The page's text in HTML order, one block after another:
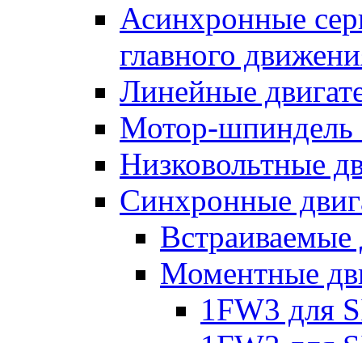
Асинхронные
главного
Линейные
Мотор-шпиндель
Низковольтные
Синхронные
Встраиваемые
Моментные
1FW3 для